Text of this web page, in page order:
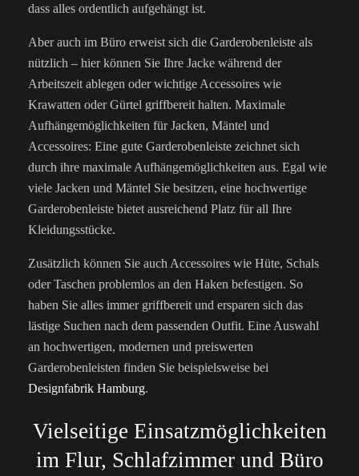
dass alles ordentlich aufgehängt ist.
Aber auch im Büro erweist sich die Garderobenleiste als
nützlich – hier können Sie Ihre Jacke während der
Arbeitszeit ablegen oder wichtige Accessoires wie
Krawatten oder Gürtel griffbereit halten. Maximale
Aufhängemöglichkeiten für Jacken, Mäntel und
Accessoires: Eine gute Garderobenleiste zeichnet sich
durch ihre maximale Aufhängemöglichkeiten aus. Egal wie
viele Jacken und Mäntel Sie besitzen, eine hochwertige
Garderobenleiste bietet ausreichend Platz für all Ihre
Kleidungsstücke.
Zusätzlich können Sie auch Accessoires wie Hüte, Schals
oder Taschen problemlos an den Haken befestigen. So
haben Sie alles immer griffbereit und ersparen sich das
lästige Suchen nach dem passenden Outfit. Eine Auswahl
an hochwertigen, modernen und preiswerten
Garderobenleisten finden Sie beispielsweise bei
Designfabrik Hamburg.
Vielseitige Einsatzmöglichkeiten
im Flur, Schlafzimmer und Büro